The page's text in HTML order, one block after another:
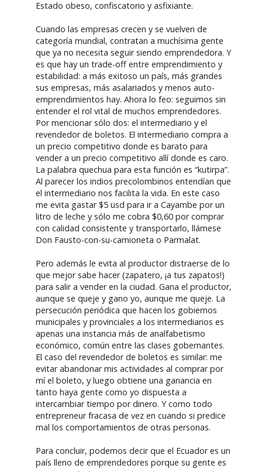
Estado obeso, confiscatorio y asfixiante.
Cuando las empresas crecen y se vuelven de
categoría mundial, contratan a muchísima gente
que ya no necesita seguir siendo emprendedora. Y
es que hay un trade-off entre emprendimiento y
estabilidad: a más exitoso un país, más grandes
sus empresas, más asalariados y menos auto-
emprendimientos hay. Ahora lo feo: seguimos sin
entender el rol vital de muchos emprendedores.
Por mencionar sólo dos: el intermediario y el
revendedor de boletos. El intermediario compra a
un precio competitivo donde es barato para
vender a un precio competitivo allí donde es caro.
La palabra quechua para esta función es “kutirpa”.
Al parecer los indios precolombinos entendían que
el intermediario nos facilita la vida. En este caso
me evita gastar $5 usd para ir a Cayambe por un
litro de leche y sólo me cobra $0,60 por comprar
con calidad consistente y transportarlo, llámese
Don Fausto-con-su-camioneta o Parmalat.
Pero además le evita al productor distraerse de lo
que mejor sabe hacer (zapatero, ¡a tus zapatos!)
para salir a vender en la ciudad. Gana el productor,
aunque se queje y gano yo, aunque me queje. La
persecución periódica que hacen los gobiernos
municipales y provinciales a los intermediarios es
apenas una instancia más de analfabetismo
económico, común entre las clases gobernantes.
El caso del revendedor de boletos es similar: me
evitar abandonar mis actividades al comprar por
mí el boleto, y luego obtiene una ganancia en
tanto haya gente como yo dispuesta a
intercambiar tiempo por dinero. Y como todo
entrepreneur fracasa de vez en cuando si predice
mal los comportamientos de otras personas.
Para concluir, podemos decir que el Ecuador es un
país lleno de emprendedores porque su gente es